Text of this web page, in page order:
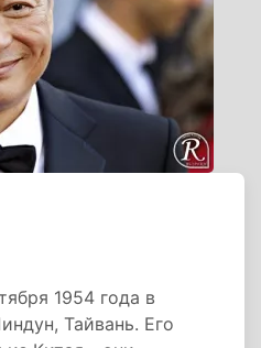
1954 года в
Тайвань. Его